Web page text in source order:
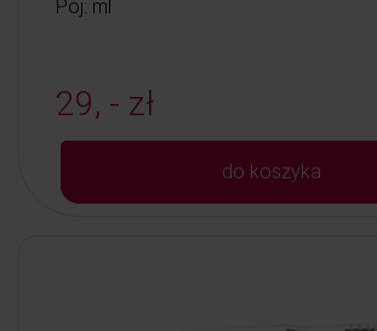
Poj: ml
29, - zł
do koszyka